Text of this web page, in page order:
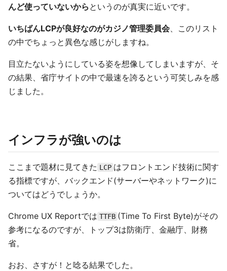
んど使っていないから というのが真実に近いです。
いちばんLCPが良好なのがカジノ管理委員会、このリスト
の中でちょっと異色な感じがしますね。
目立たないようにしている姿を想像してしまいますが、そ
の結果、省庁サイトの中で最速を誇るという可笑しみを感
じました。
インフラが強いのは
ここまで題材に見てきた LCP はフロントエンド技術に関す
る指標ですが、バックエンド(サーバーやネットワーク)に
ついてはどうでしょうか。
Chrome UX Reportでは TTFB (Time To First Byte)がその
参考になるのですが、トップ3は防衛庁、金融庁、財務
省。
おお、さすが！と唸る結果でした。